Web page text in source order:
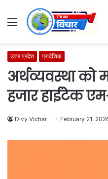
Menu
उत्तर प्रदेश प्रादेशिक
अर्थव्यवस्था को
हजार हाईटेक
Divy Vichar February 21,